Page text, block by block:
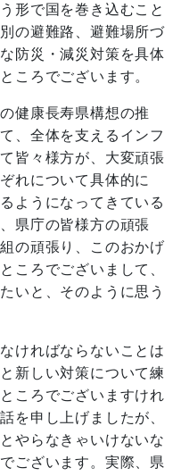
形で国を巻き込むこと
の避難路、避難場所づ
防災・減災対策を具体
ころでございます。
健康長寿県構想の推
、全体を支えるインフ
皆々様方が、大変頑張
れについて具体的に
ようになってきている
県庁の皆様方の頑張
の頑張り、このおかげ
ころでございまして、
いと、そのように思う
ければならないことは
新しい対策について練
ころでございますけれ
を申し上げましたが、
やらなきゃいけないな
ございます。実際、県